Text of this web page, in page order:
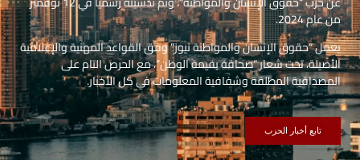
من عام 2024.
يعمل “حقوق الإنسان والمواطنة نيوز” وفق القواعد المهنية والإعلامية
الأصيلة، تحت شعار “صحافة بقيمة الوطن”، مع الحرص التام على
المصداقية المطلقة وشفافية المعلومات في كل الأخبار.
تابع أخبار الحزب